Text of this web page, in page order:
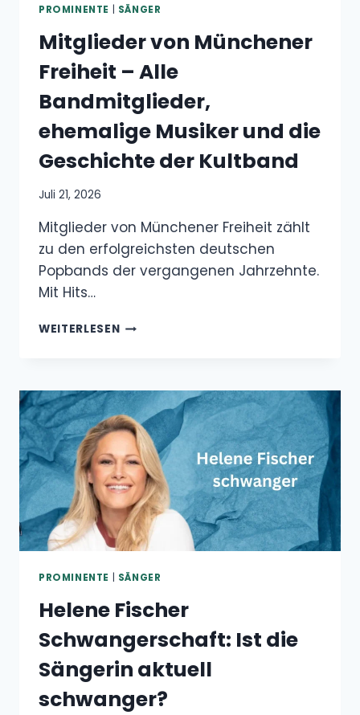
PROMINENTE SÄNGER
Mitglieder von Münchener
Freiheit – Alle
Bandmitglieder,
ehemalige Musiker und die
Geschichte der Kultband
Juli 21, 2026
Mitglieder von Münchener Freiheit zählt
zu den erfolgreichsten deutschen
Popbands der vergangenen Jahrzehnte.
Mit Hits…
WEITERLESENMITGLIEDER
–
ALLE
BANDMITGLIEDER,
EHEMALIGE
MUSIKER
UND
DIE
GESCHICHTE
DER
KULTBAND
PROMINENTE SÄNGER
Helene Fischer
Schwangerschaft: Ist die
Sängerin aktuell
schwanger?